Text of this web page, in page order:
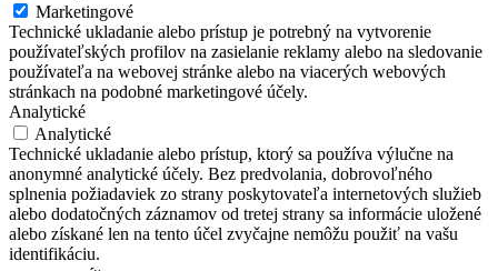
Marketingové
Technické ukladanie alebo prístup je potrebný na vytvorenie
používateľských profilov na zasielanie reklamy alebo na sledovanie
používateľa na webovej stránke alebo na viacerých webových
stránkach na podobné marketingové účely.
Analytické
Analytické
Technické ukladanie alebo prístup, ktorý sa používa výlučne na
anonymné analytické účely. Bez predvolania, dobrovoľného
splnenia požiadaviek zo strany poskytovateľa internetových služieb
alebo dodatočných záznamov od tretej strany sa informácie uložené
alebo získané len na tento účel zvyčajne nemôžu použiť na vašu
identifikáciu.